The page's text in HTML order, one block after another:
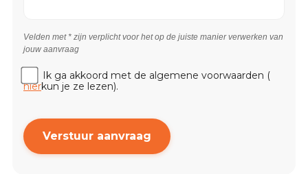
Velden met * zijn verplicht voor het op de juiste manier verwerken van
jouw aanvraag
Ik ga akkoord met de algemene voorwaarden (
hierkun je ze lezen).
Verstuur aanvraag